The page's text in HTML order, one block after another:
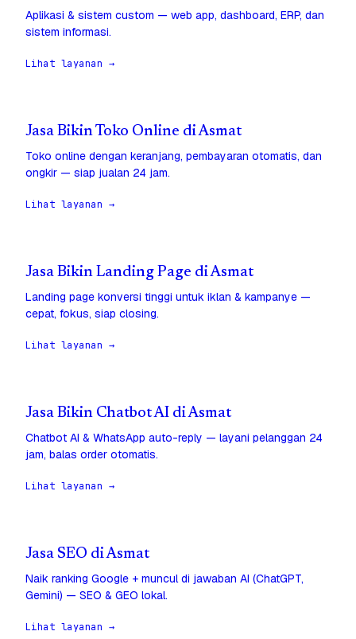
Aplikasi & sistem custom — web app, dashboard, ERP, dan
sistem informasi.
Lihat layanan →
Jasa Bikin Toko Online di Asmat
Toko online dengan keranjang, pembayaran otomatis, dan
ongkir — siap jualan 24 jam.
Lihat layanan →
Jasa Bikin Landing Page di Asmat
Landing page konversi tinggi untuk iklan & kampanye —
cepat, fokus, siap closing.
Lihat layanan →
Jasa Bikin Chatbot AI di Asmat
Chatbot AI & WhatsApp auto-reply — layani pelanggan 24
jam, balas order otomatis.
Lihat layanan →
Jasa SEO di Asmat
Naik ranking Google + muncul di jawaban AI (ChatGPT,
Gemini) — SEO & GEO lokal.
Lihat layanan →